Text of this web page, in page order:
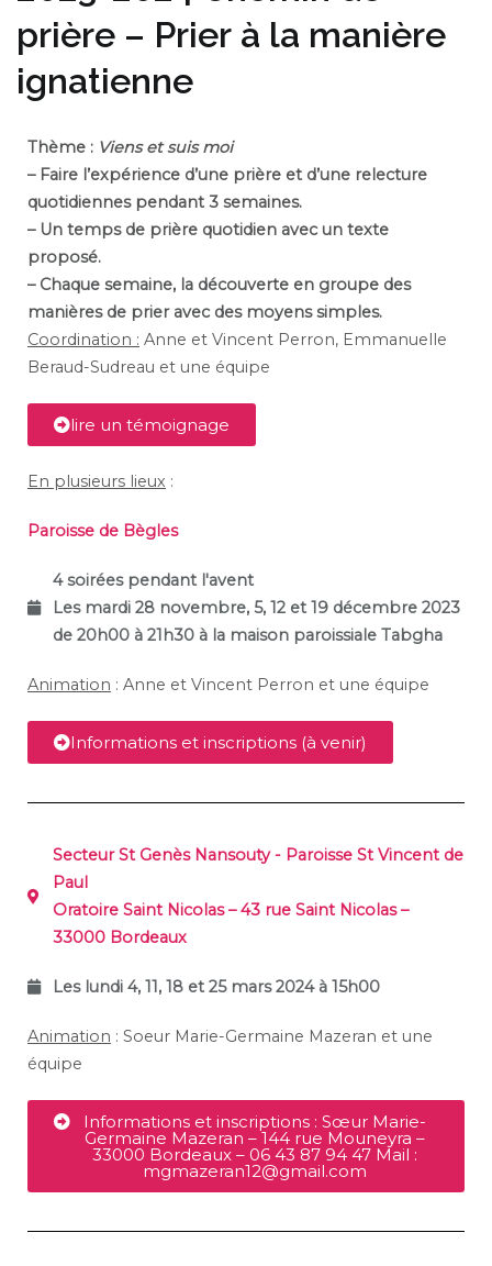
prière – Prier à la manière
ignatienne
Thème : Viens et suis moi
– Faire l’expérience d’une prière et d’une relecture
quotidiennes pendant 3 semaines.
– Un temps de prière quotidien avec un texte
proposé.
– Chaque semaine, la découverte en groupe des
manières de prier avec des moyens simples.
Coordination : Anne et Vincent Perron, Emmanuelle
Beraud-Sudreau et une équipe
lire un témoignage
En plusieurs lieux :
Paroisse de Bègles
4 soirées pendant l'avent
Les mardi 28 novembre, 5, 12 et 19 décembre 2023
de 20h00 à 21h30 à la maison paroissiale Tabgha
Animation : Anne et Vincent Perron et une équipe
Informations et inscriptions (à venir)
Secteur St Genès Nansouty - Paroisse St Vincent de
Paul
Oratoire Saint Nicolas – 43 rue Saint Nicolas –
33000 Bordeaux
Les lundi 4, 11, 18 et 25 mars 2024 à 15h00
Animation : Soeur Marie-Germaine Mazeran et une
équipe
Informations et inscriptions : Sœur Marie-
Germaine Mazeran – 144 rue Mouneyra –
33000 Bordeaux – 06 43 87 94 47 Mail :
mgmazeran12@gmail.com